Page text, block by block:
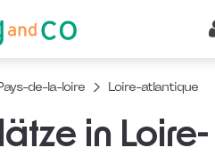
de-la-loire Loire-atlantique
in Loire-